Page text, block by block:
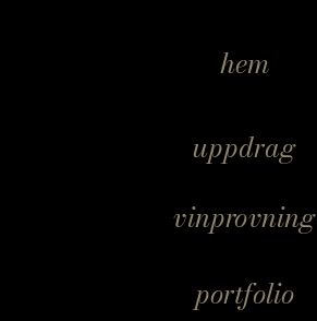
portfolio
vinprovning
uppdrag
hem